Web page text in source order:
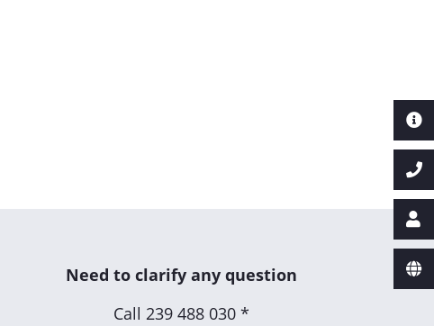
Need to clarify any question
Call 239 488 030 *